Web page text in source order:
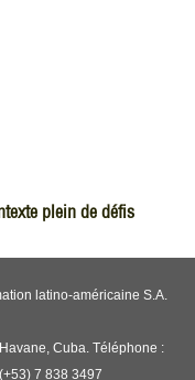
plein de défis
latino-américaine S.A.
Cuba. Téléphone :
7 838 3497